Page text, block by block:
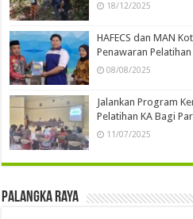
18/12/2025
HAFECS dan MAN
Penawaran
08/08/2025
Jalankan Program
Pelatihan KA Bagi
11/07/2025
Palangka Raya